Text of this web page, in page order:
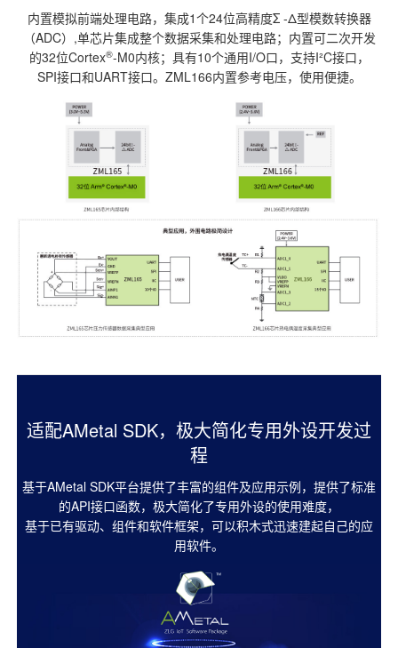
内置模拟前端处理电路，集成1个24位高精度Σ -Δ型模数转换器
（ADC）,单芯片集成整个数据采集和处理电路；内置可二次开发
的32位Cortex®-M0内核；具有10个通用I/O口，支持I²C接口，
SPI接口和UART接口。ZML166内置参考电压，使用便捷。
适配AMetal SDK，极大简化专用外设开发过
程
基于AMetal SDK平台提供了丰富的组件及应用示例，提供了标准
的API接口函数，极大简化了专用外设的使用难度，
基于已有驱动、组件和软件框架，可以积木式迅速建起自己的应
用软件。